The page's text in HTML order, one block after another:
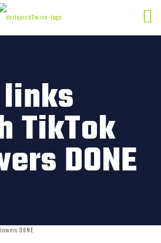
links
TikTok
DONE
DONE